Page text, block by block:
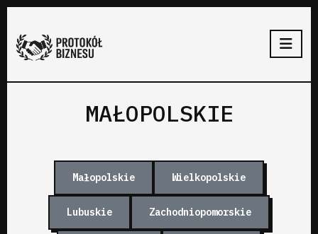
MAŁOPOLSKIE
Małopolskie Wielkopolskie
Lubuskie Zachodniopomorskie